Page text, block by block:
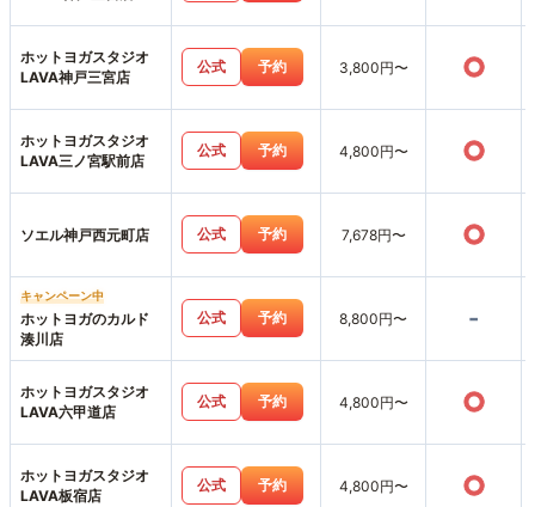
ホットヨガスタジオ
LAVA神戸三宮店
公式 予約 3,800円〜 ○
ホットヨガスタジオ
LAVA三ノ宮駅前店
公式 予約 4,800円〜 ○
ソエル神戸西元町店 公式 予約 7,678円〜 ○
キャンペーン中
ホットヨガのカルド
湊川店
公式 予約 8,800円〜 -
ホットヨガスタジオ
LAVA六甲道店
公式 予約 4,800円〜 ○
ホットヨガスタジオ
LAVA板宿店
公式 予約 4,800円〜 ○